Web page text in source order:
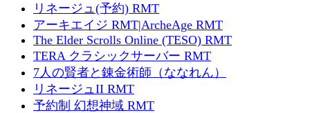
リネージュ(予約) RMT
アーキエイジ RMT|ArcheAge RMT
The Elder Scrolls Online (TESO) RMT
TERA クラシックサーバー RMT
7人の賢者と錬金術師（ななれん）
リネージュII RMT
予約制 幻想神域 RMT